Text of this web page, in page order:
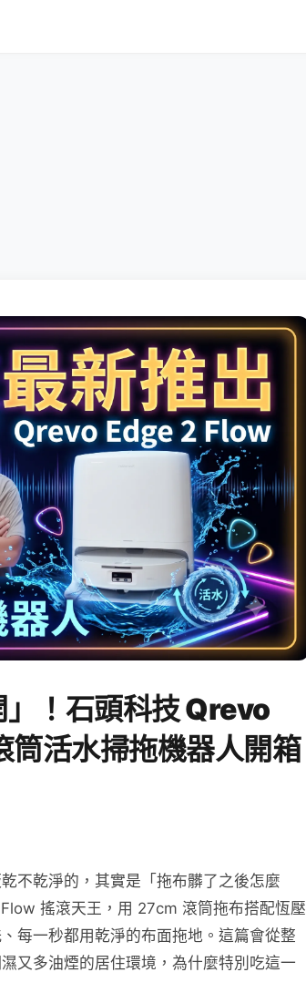
！石頭科技 Qrevo
活水掃拖機器人開箱
不乾淨的，其實是「拖布髒了之後怎麼
搖滾天王，用 27cm 滾筒拖布搭配恆壓
每一秒都用乾淨的布面拖地。這篇會從整
又多油煙的居住環境，為什麼特別吃這一